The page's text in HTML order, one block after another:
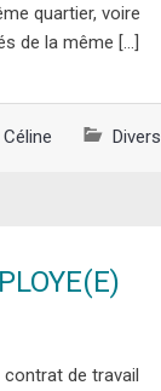
quartier, voire
de la même […]
Céline Divers
de travail